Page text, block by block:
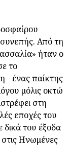
Από τη
ήταν ο
το
- ένας παίκτης
μόλις οκτώ
στη
εποχές του
του έξοδα
Ηνωμένες